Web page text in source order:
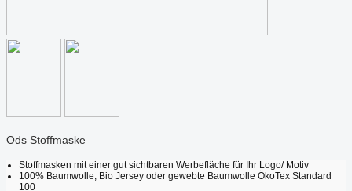
Ods Stoffmaske
Stoffmasken mit einer gut sichtbaren Werbefläche für Ihr Logo/ Motiv
100% Baumwolle, Bio Jersey oder gewebte Baumwolle ÖkoTex Standard
100